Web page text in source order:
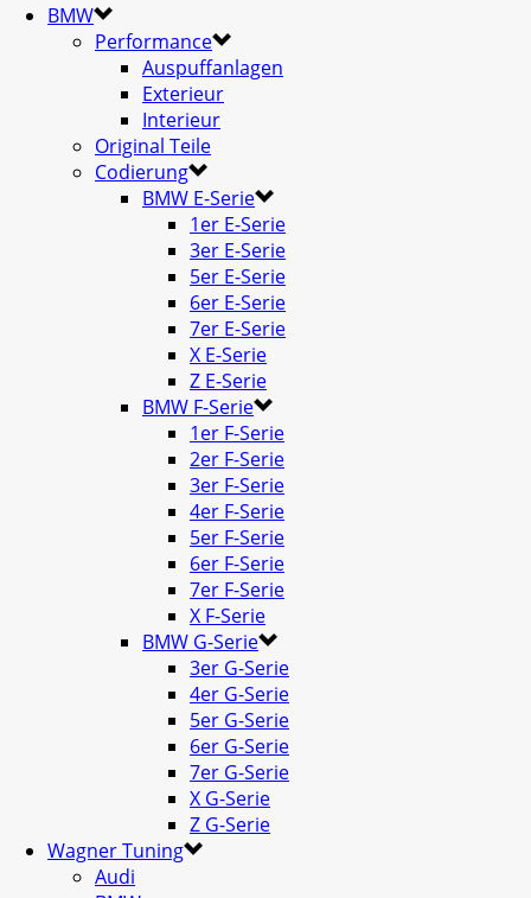
BMW
Performance
Auspuffanlagen
Exterieur
Interieur
Original Teile
Codierung
BMW E-Serie
1er E-Serie
3er E-Serie
5er E-Serie
6er E-Serie
7er E-Serie
X E-Serie
Z E-Serie
BMW F-Serie
1er F-Serie
2er F-Serie
3er F-Serie
4er F-Serie
5er F-Serie
6er F-Serie
7er F-Serie
X F-Serie
BMW G-Serie
3er G-Serie
4er G-Serie
5er G-Serie
6er G-Serie
7er G-Serie
X G-Serie
Z G-Serie
Wagner Tuning
Audi